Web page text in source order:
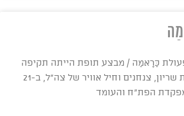
כַּרָאמַה / מבצע תופת הייתה תקיפה
נרחבת של כוחות שריון, צנחנים וחיל אוויר של צה"ל, ב-21